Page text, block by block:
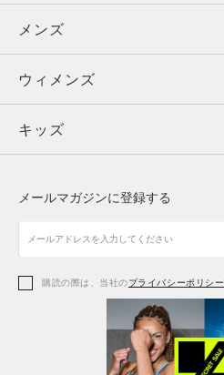
メンズ
ウィメンズ
キッズ
アクセサリー
メンズ
トップス
ボトムス
アクセサリー
ウィメンズ
トップス
シューズ
アクセサリー
キッズ
シューズ
メールマガジンに登録する
購読の際は、当社のプライバシーポリシー